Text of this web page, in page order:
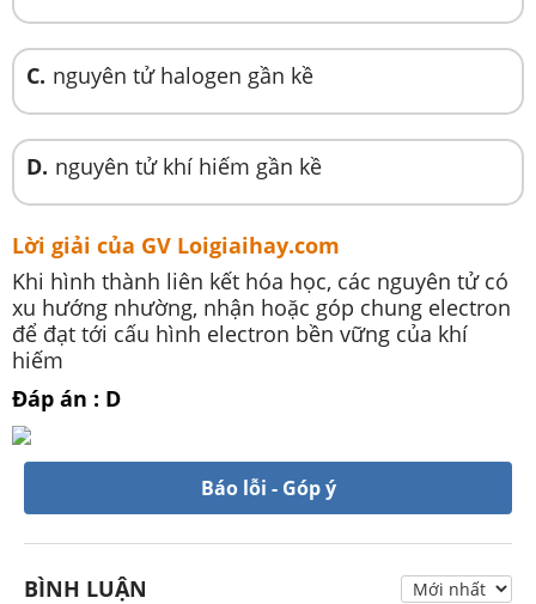
C. nguyên tử halogen gần kề
D. nguyên tử khí hiếm gần kề
Lời giải của GV Loigiaihay.com
Khi hình thành liên kết hóa học, các nguyên tử có
xu hướng nhường, nhận hoặc góp chung electron
để đạt tới cấu hình electron bền vững của khí
hiếm
Đáp án : D
Báo lỗi - Góp ý
BÌNH LUẬN